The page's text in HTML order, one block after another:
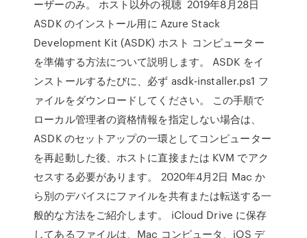
ーザーのみ。 ホスト以外の視聴 2019年8月28日
ASDK のインストール用に Azure Stack
Development Kit (ASDK) ホスト コンピューター
を準備する方法について説明します。 ASDK をイ
ンストールするたびに、必ず asdk-installer.ps1 フ
ァイルをダウンロードしてください。 この手順で
ローカル管理者の資格情報を指定しない場合は、
ASDK のセットアップの一環としてコンピューター
を再起動した後、ホストに直接または KVM でアク
セスする必要があります。 2020年4月2日 Mac か
ら別のデバイスにファイルを共有または転送する一
般的な方法をご紹介します。 iCloud Drive に保存
してあるファイルは、Mac コンピュータ、iOS デ